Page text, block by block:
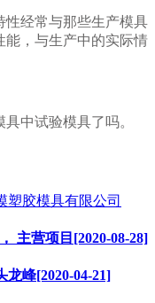
性经常与那些生产模具
能，与生产中的实际情
中试验模具了吗。
塑胶模具有限公司
主营项目[2020-08-28]
龙峰[2020-04-21]